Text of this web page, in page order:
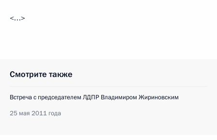
<…>
Смотрите также
Встреча с председателем ЛДПР Владимиром Жириновским
25 мая 2011 года